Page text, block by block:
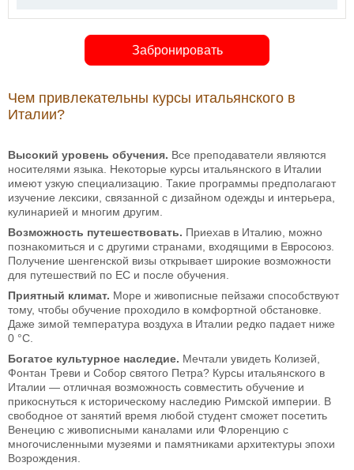
Забронировать
Чем привлекательны курсы итальянского в
Италии?
Высокий уровень обучения. Все преподаватели являются
носителями языка. Некоторые курсы итальянского в Италии
имеют узкую специализацию. Такие программы предполагают
изучение лексики, связанной с дизайном одежды и интерьера,
кулинарией и многим другим.
Возможность путешествовать. Приехав в Италию, можно
познакомиться и с другими странами, входящими в Евросоюз.
Получение шенгенской визы открывает широкие возможности
для путешествий по ЕС и после обучения.
Приятный климат. Море и живописные пейзажи способствуют
тому, чтобы обучение проходило в комфортной обстановке.
Даже зимой температура воздуха в Италии редко падает ниже
0 °C.
Богатое культурное наследие. Мечтали увидеть Колизей,
Фонтан Треви и Собор святого Петра? Курсы итальянского в
Италии — отличная возможность совместить обучение и
прикоснуться к историческому наследию Римской империи. В
свободное от занятий время любой студент сможет посетить
Венецию с живописными каналами или Флоренцию с
многочисленными музеями и памятниками архитектуры эпохи
Возрождения.